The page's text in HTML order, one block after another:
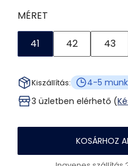
MÉRET
41 42 43
Kiszállítás:
4-5
3 üzletben elérhető (
KOSÁRHOZ